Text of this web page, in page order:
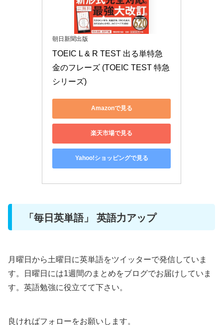
朝日新聞出版
TOEIC L & R TEST 出る単特急
金のフレーズ (TOEIC TEST 特急
シリーズ)
Amazonで見る
楽天市場で見る
Yahoo!ショッピングで見る
「毎日英単語」 英語力アップ
月曜日から土曜日に英単語をツイッターで発信していま
す。日曜日には1週間のまとめをブログでお届けしていま
す。英語勉強に役立てて下さい。
良ければフォローをお願いします。